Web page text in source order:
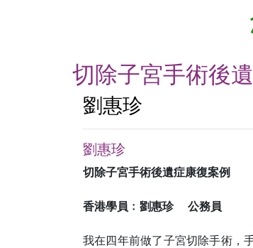
切除子宮手術後
劉惠珍
劉惠珍
切除子宮手術後遺症康復案例
香港學員﹕劉惠珍 公務員
我在四年前做了子宮切除手術，